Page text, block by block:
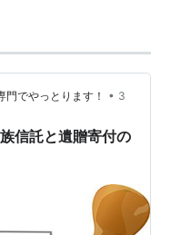
でやっとります！ • 3
信託と遺贈寄付の